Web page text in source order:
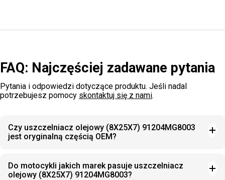
FAQ: Najczęściej zadawane pytania
Pytania i odpowiedzi dotyczące produktu. Jeśli nadal
potrzebujesz pomocy skontaktuj się z nami.
Czy uszczelniacz olejowy (8X25X7) 91204MG8003
jest oryginalną częścią OEM?
Do motocykli jakich marek pasuje uszczelniacz
olejowy (8X25X7) 91204MG8003?